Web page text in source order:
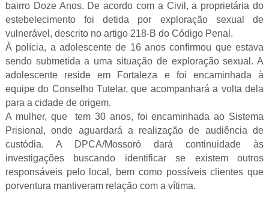
bairro Doze Anos. De acordo com a Civil, a proprietária do
estebelecimento foi detida por exploração sexual de
vulnerável, descrito no artigo 218-B do Código Penal.
À polícia, a adolescente de 16 anos confirmou que estava
sendo submetida a uma situação de exploração sexual. A
adolescente reside em Fortaleza e foi encaminhada à
equipe do Conselho Tutelar, que acompanhará a volta dela
para a cidade de origem.
A mulher, que tem 30 anos, foi encaminhada ao Sistema
Prisional, onde aguardará a realização de audiência de
custódia. A DPCA/Mossoró dará continuidade às
investigações buscando identificar se existem outros
responsáveis pelo local, bem como possíveis clientes que
porventura mantiveram relação com a vítima.